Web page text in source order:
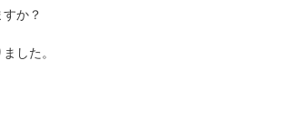
か？
した。